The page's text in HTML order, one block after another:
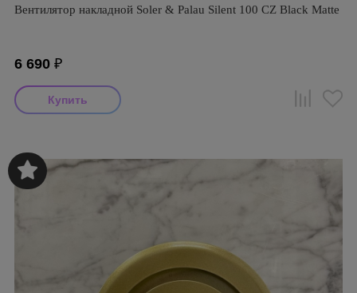
Вентилятор накладной Soler & Palau Silent 100 CZ Black Matte
6 690 ₽